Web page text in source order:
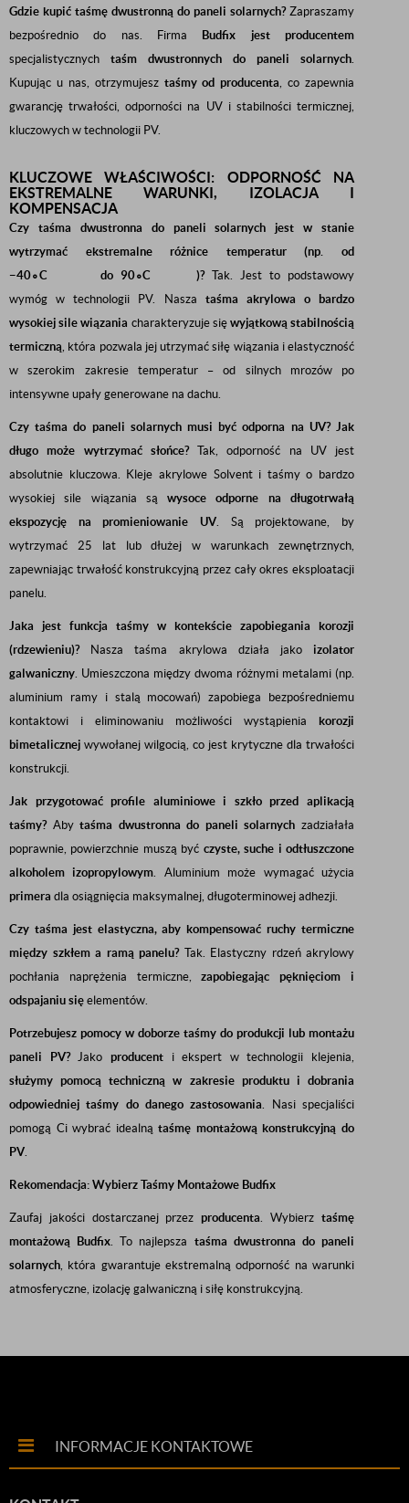
Gdzie kupić taśmę dwustronną do paneli solarnych?Zapraszamy
bezpośrednio do nas. Firma
Budfix jest producentem
specjalistycznych taśm dwustronnych do paneli solarnych.
Kupując u nas, otrzymujesz taśmy od producenta, co zapewnia
gwarancję trwałości, odporności na UV i stabilności termicznej,
kluczowych w technologii PV.
KLUCZOWE WŁAŚCIWOŚCI: ODPORNOŚĆ NA
EKSTREMALNE WARUNKI, IZOLACJA I
KOMPENSACJA
Czy taśma dwustronna do paneli solarnych jest w stanie
wytrzymać ekstremalne różnice temperatur (np. od
−40∘C do 90∘C )?Tak. Jest to podstawowy
wymóg w technologii PV. Nasza taśma akrylowa o bardzo
wysokiej sile wiązania charakteryzuje się wyjątkową stabilnością
termiczną, która pozwala jej utrzymać siłę wiązania i elastyczność
w szerokim zakresie temperatur – od silnych mrozów po
intensywne upały generowane na dachu.
Czy taśma do paneli solarnych musi być odporna na UV? Jak
długo może wytrzymać słońce?Tak, odporność na UV jest
absolutnie kluczowa. Kleje akrylowe Solvent i taśmy o bardzo
wysokiej sile wiązania sąwysoce odporne na długotrwałą
ekspozycję na promieniowanie UV. Są projektowane, by
wytrzymać 25 lat lub dłużej w warunkach zewnętrznych,
zapewniając trwałość konstrukcyjną przez cały okres eksploatacji
panelu.
Jaka jest funkcja taśmy w kontekście zapobiegania korozji
(rdzewieniu)?Nasza taśma akrylowa działa jako izolator
galwaniczny. Umieszczona między dwoma różnymi metalami (np.
aluminium ramy i stalą mocowań) zapobiega bezpośredniemu
kontaktowi i eliminowaniu możliwości wystąpienia korozji
bimetalicznej wywołanej wilgocią, co jest krytyczne dla trwałości
konstrukcji.
Jak przygotować profile aluminiowe i szkło przed aplikacją
taśmy?Abytaśma dwustronna do paneli solarnych zadziałała
poprawnie, powierzchnie muszą być czyste, suche i odtłuszczone
alkoholem izopropylowym. Aluminium może wymagać użycia
primera dla osiągnięcia maksymalnej, długoterminowej adhezji.
Czy taśma jest elastyczna, aby kompensować ruchy termiczne
między szkłem a ramą panelu?Tak. Elastyczny rdzeń akrylowy
pochłania naprężenia termiczne,zapobiegając pęknięciom i
odspajaniu się elementów.
Potrzebujesz pomocy w doborze taśmy do produkcji lub montażu
paneli PV?Jako producenti ekspert w technologii klejenia,
służymy pomocą techniczną w zakresie produktu i dobrania
odpowiedniej taśmy do danego zastosowania. Nasi specjaliści
pomogą Ci wybrać idealnątaśmę montażową konstrukcyjną do
PV.
Rekomendacja: Wybierz Taśmy Montażowe Budfix
Zaufaj jakości dostarczanej przezproducenta. Wybierztaśmę
montażową Budfix. To najlepsza taśma dwustronna do paneli
solarnych, która gwarantuje ekstremalną odporność na warunki
atmosferyczne, izolację galwaniczną i siłę konstrukcyjną.
INFORMACJE KONTAKTOWE